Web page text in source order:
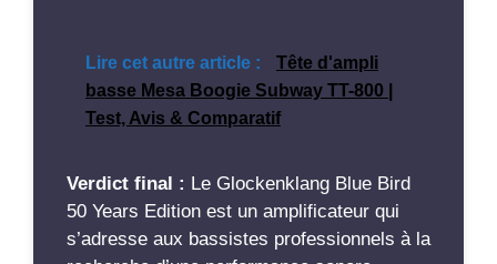
Lire cet autre article :
Tête d'ampli
basse Mesa Boogie Subway TT-800 |
Test, Avis & Comparatif
Verdict final : Le Glockenklang Blue Bird
50 Years Edition est un amplificateur qui
s’adresse aux bassistes professionnels à la